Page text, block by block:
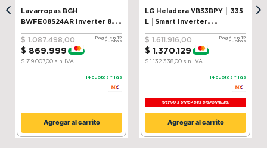
Color Blanco
Modelo 4-W36R43FA
Marca
SKU 13761079
Lavarropas BGH
BWFE08S24AR Inverter 8 kg
Silver
$ 1.087.498,00
$ 869.999 - 20 %
$ 719.007,00sin IVA
Pagá en 12
cuotas
14 cuotas fijas
Agregar al carrito
LG Heladera VB33BPY │ 335
L │Smart Inverter
Compressor│ ThinQ
$ 1.611.916,00
$ 1 .370.129 15 %
$ 1.132.338,00sin IVA
Pagá en 12
cuotas
14 cuotas fijas
¡ÚLTIMAS UNIDADES DISPONIBLES!
Agregar al carrito